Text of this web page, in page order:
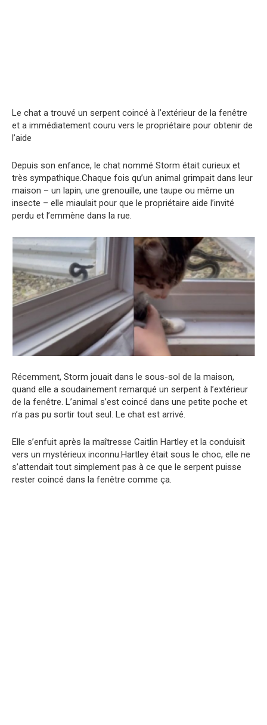
Le chat a trouvé un serpent coincé à l’extérieur de la fenêtre
et a immédiatement couru vers le propriétaire pour obtenir de
l’aide
Depuis son enfance, le chat nommé Storm était curieux et
très sympathique.Chaque fois qu’un animal grimpait dans leur
maison – un lapin, une grenouille, une taupe ou même un
insecte – elle miaulait pour que le propriétaire aide l’invité
perdu et l’emmène dans la rue.
Récemment, Storm jouait dans le sous-sol de la maison,
quand elle a soudainement remarqué un serpent à l’extérieur
de la fenêtre. L’animal s’est coincé dans une petite poche et
n’a pas pu sortir tout seul. Le chat est arrivé.
Elle s’enfuit après la maîtresse Caitlin Hartley et la conduisit
vers un mystérieux inconnu.Hartley était sous le choc, elle ne
s’attendait tout simplement pas à ce que le serpent puisse
rester coincé dans la fenêtre comme ça.